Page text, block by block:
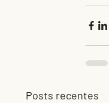
Posts recentes